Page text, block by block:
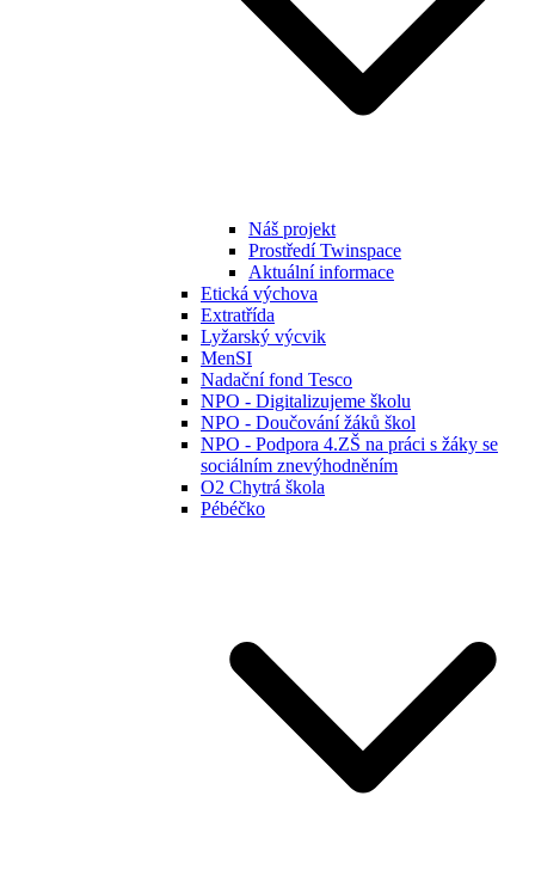
Náš projekt
Prostředí Twinspace
Aktuální informace
Etická výchova
Extratřída
Lyžarský výcvik
MenSI
Nadační fond Tesco
NPO - Digitalizujeme školu
NPO - Doučování žáků škol
NPO - Podpora 4.ZŠ na práci s žáky se
sociálním znevýhodněním
O2 Chytrá škola
Pébéčko